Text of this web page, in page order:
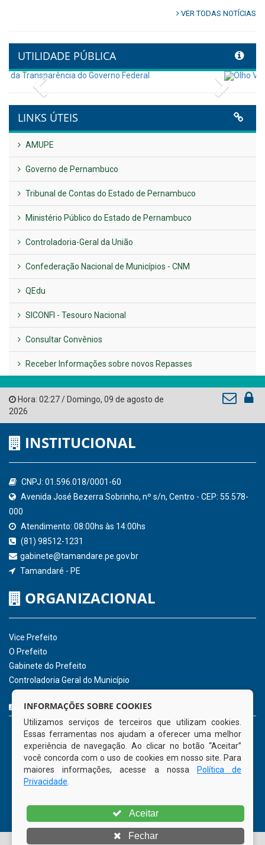
Publicado em: 9 de junho de 2026
Controladoria fortalece
transformação digital com
alinhamento estratégico do
Conecta+ Tamandaré.
NOTA DE PESAR E LUTO OFICIAL
Plano Diretor – 2026
Publicado em: 14 de maio de 2026
UTILIDADE PÚBLICA
Previous
Next
LINKS ÚTEIS
AMUPE
Governo de Pernambuco
Tribunal de Contas do Estado de Pernambuco
Ministério Público do Estado de Pernambuco
Controladoria-Geral da União
Confederação Nacional de Municípios - CNM
QEdu
Consultar Convênios
Receber Informações sobre novos Repasses
Hora:02:27/ Domingo ,09 de agosto de
2026
INSTITUCIONAL
CNPJ: 01.596.018/0001-60
000
Atendimento: 08:00hs às 14:00hs
(81) 98512-1231
gabinete@tamandare.pe.gov.br
Tamandaré - PE
Vice Prefeito
INFORMAÇÕES SOBRE COOKIES
Utilizamos serviços de terceiros que utilizam cookies.
Essas ferramentas nos ajudam a oferecer uma melhor
experiência de navegação. Ao clicar no botão “Aceitar”
você concorda com o uso de cookies em nosso site. Para
maiores informações, acesse a nossa
Política de
Privacidade
Aceitar
Fechar